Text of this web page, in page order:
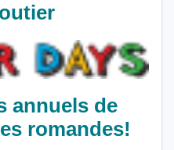
annuels de
romandes!